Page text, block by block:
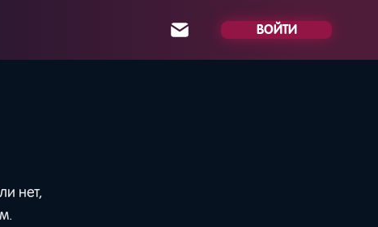
ВОЙТИ
нет,